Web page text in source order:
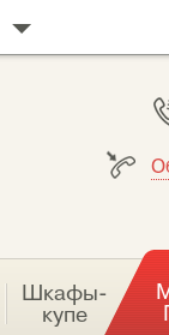
Шкафы-
купе